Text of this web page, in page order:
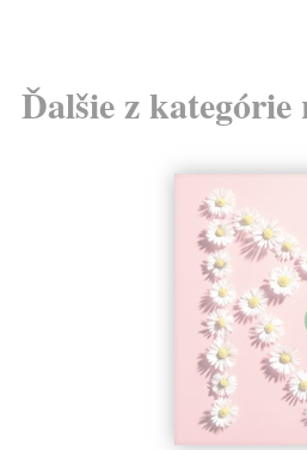
Ďalšie z kategórie